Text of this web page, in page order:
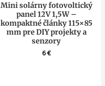
Mini solárny fotovoltický
panel 12V 1,5W –
kompaktné články 115×85
mm pre DIY projekty a
senzory
6€